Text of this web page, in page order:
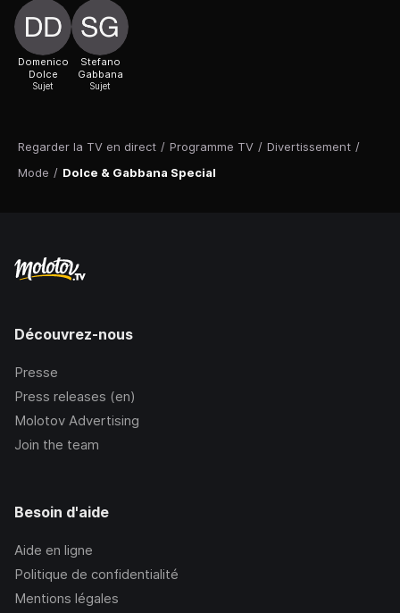
Regarder la TV en direct / Programme TV / Divertissement /
Mode / Dolce & Gabbana Special
Domenico
Dolce
Sujet
Stefano
Gabbana
Sujet
Découvrez-nous
Presse
Press releases (en)
Molotov Advertising
Join the team
Besoin d'aide
Aide en ligne
Politique de confidentialité
Mentions légales